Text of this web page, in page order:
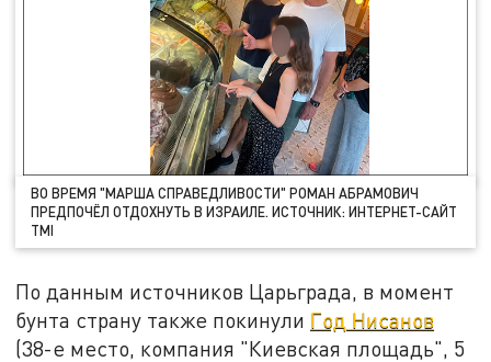
ВО ВРЕМЯ "МАРША СПРАВЕДЛИВОСТИ" РОМАН АБРАМОВИЧ
ПРЕДПОЧЁЛ ОТДОХНУТЬ В ИЗРАИЛЕ. ИСТОЧНИК: ИНТЕРНЕТ-САЙТ
TMI
По данным источников Царьграда, в момент
бунта страну также покинули Год Нисанов
(38-е место, компания "Киевская площадь", 5